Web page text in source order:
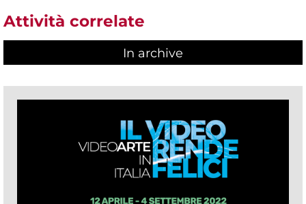
Attività correlate
In archive